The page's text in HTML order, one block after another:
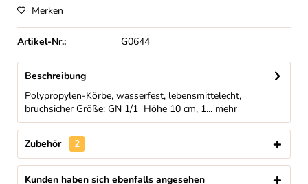
Merken
Artikel-Nr.: G0644
Beschreibung
Polypropylen-Körbe, wasserfest, lebensmittelecht,
bruchsicher Größe: GN 1/1 Höhe 10 cm, 1... mehr
Zubehör 2
Kunden haben sich ebenfalls angesehen